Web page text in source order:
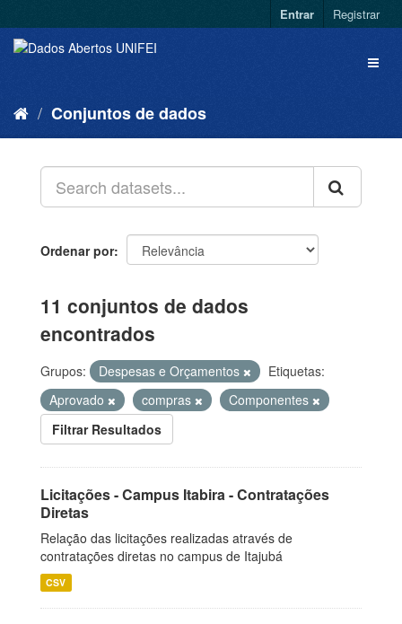
Entrar Registrar
Conjuntos de dados
Ordenar por
11 conjuntos de dados
encontrados
Grupos: Despesas e Orçamentos
Etiquetas:
Aprovado
compras
Componentes
Filtrar Resultados
Licitações - Campus Itabira - Contratações
Diretas
Relação das licitações realizadas através de
contratações diretas no campus de Itajubá
CSV